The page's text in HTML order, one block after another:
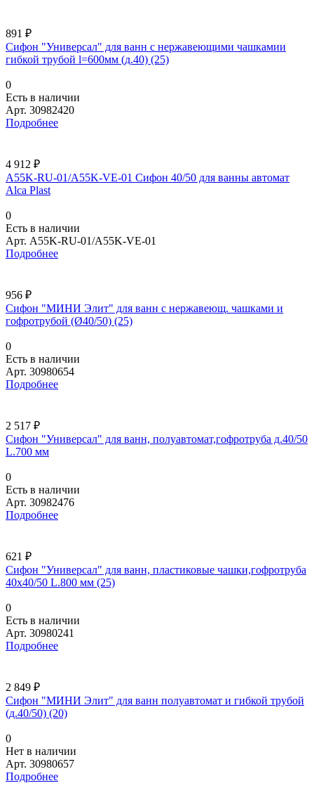
891 ₽
Сифон "Универсал" для ванн с нержавеющими чашкамии
гибкой трубой l=600мм (д.40) (25)
0
Есть в наличии
Арт. 30982420
Подробнее
4 912 ₽
A55K-RU-01/A55K-VE-01 Сифон 40/50 для ванны автомат
Alca Plast
0
Есть в наличии
Арт. A55K-RU-01/A55K-VE-01
Подробнее
956 ₽
Сифон "МИНИ Элит" для ванн с нержавеющ. чашками и
гофротрубой (Ø40/50) (25)
0
Есть в наличии
Арт. 30980654
Подробнее
2 517 ₽
Сифон "Универсал" для ванн, полуавтомат,гофротруба д.40/50
L.700 мм
0
Есть в наличии
Арт. 30982476
Подробнее
621 ₽
Сифон "Универсал" для ванн, пластиковые чашки,гофротруба
40х40/50 L.800 мм (25)
0
Есть в наличии
Арт. 30980241
Подробнее
2 849 ₽
Сифон "МИНИ Элит" для ванн полуавтомат и гибкой трубой
(д.40/50) (20)
0
Нет в наличии
Арт. 30980657
Подробнее